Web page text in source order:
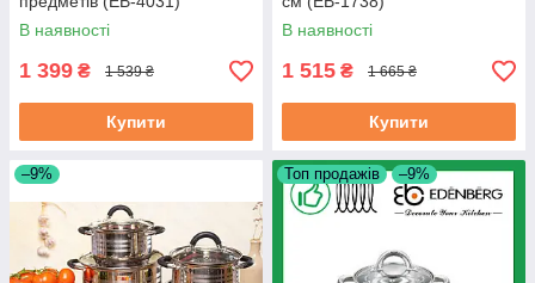
В наявності
1 399 ₴ 1 539 ₴
Купити
В наявності
1 515 ₴ 1 665 ₴
Купити
–9% Топ продажів –9%